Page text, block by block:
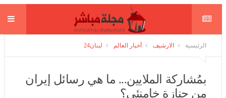
الرئيسية الارشيف أخبار العالم لبنان24
بمُشاركة الملايين... ما هي رسائل إيران
من جنازة خامنئي؟